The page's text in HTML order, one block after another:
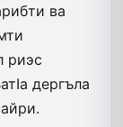
ва
риэс
дергъла